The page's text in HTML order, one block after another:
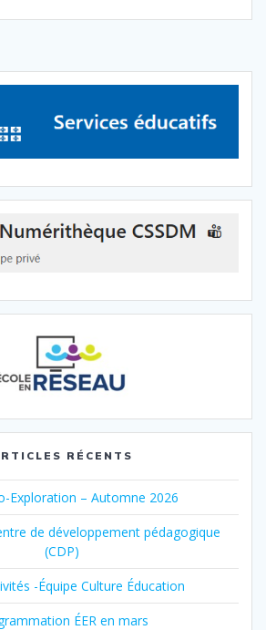
RÉCENTS
Exploration – Automne 2026
de développement pédagogique
(CDP)
-Équipe Culture Éducation
ÉER en mars